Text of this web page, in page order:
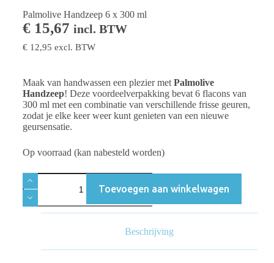
Palmolive Handzeep 6 x 300 ml
€15,67 incl. BTW
€12,95 excl. BTW
Maak van handwassen een plezier met Palmolive
Handzeep! Deze voordeelverpakking bevat 6 flacons van
300 ml met een combinatie van verschillende frisse geuren,
zodat je elke keer weer kunt genieten van een nieuwe
geursensatie.
Op voorraad (kan nabesteld worden)
Toevoegen aan winkelwagen
Beschrijving